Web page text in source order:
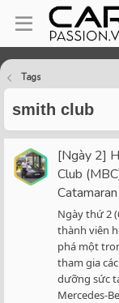
Tags
smith club
[Ngày 2]
Club
Catamaran
Ngày thứ 2
thành viên
phá một
tham gia
dưỡng sức
Mercedes-